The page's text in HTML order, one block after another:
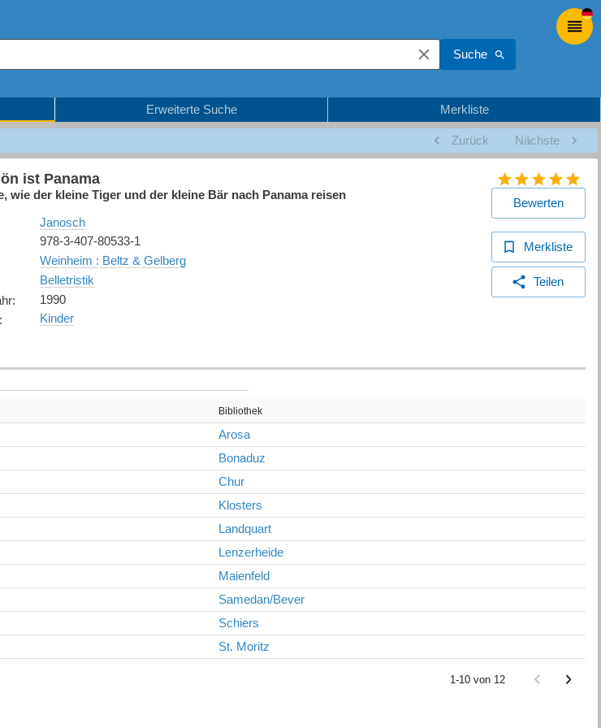
Suche
Erweiterte Suche Merkliste
Zurück Nächste
ist Panama
wie der kleine Tiger und der kleine Bär nach Panama reisen
Janosch
978-3-407-80533-1
Weinheim : Beltz & Gelberg
Belletristik
:
1990
Kinder
Bewerten
Merkliste
Teilen
Bibliothek
Arosa
Bonaduz
Chur
Klosters
Landquart
Lenzerheide
Maienfeld
Samedan/Bever
Schiers
St. Moritz
1-10 von 12